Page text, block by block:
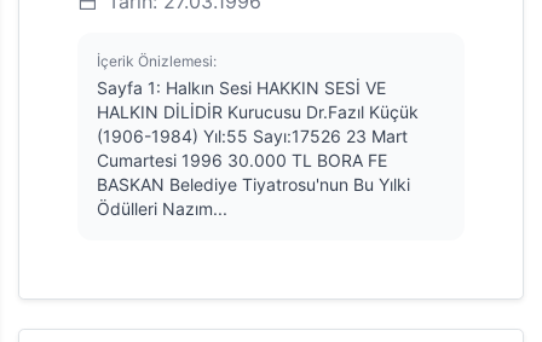
İçerik Önizlemesi:
Sayfa 1: Halkın Sesi HAKKIN SESİ VE
HALKIN DİLİDİR Kurucusu Dr.Fazıl Küçük
(1906-1984) Yıl:55 Sayı:17526 23 Mart
Cumartesi 1996 30.000 TL BORA FE
BASKAN Belediye Tiyatrosu'nun Bu Yılki
Ödülleri Nazım...